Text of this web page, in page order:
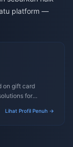
platform —
on gift card
for
Lihat Profil Penuh →